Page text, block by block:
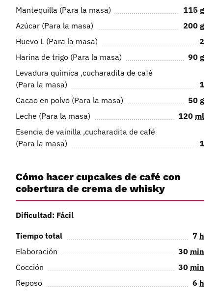
Mantequilla (Para la masa)
115 g
Azúcar (Para la masa)
200 g
Huevo L (Para la masa)
2
Harina de trigo (Para la masa)
90 g
Levadura química ,cucharadita de café
(Para la masa)
1
Cacao en polvo (Para la masa)
50 g
Leche (Para la masa)
120 ml
Esencia de vainilla ,cucharadita de café
(Para la masa)
1
Cómo hacer cupcakes de café con
cobertura de crema de whisky
Dificultad: Fácil
Tiempo total 7 h
Elaboración
30 min
Cocción
30 min
Reposo
6 h